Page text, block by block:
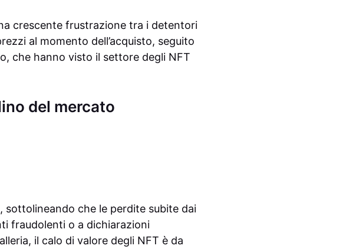
crescente frustrazione tra i detentori
al momento dell’acquisto, seguito
che hanno visto il settore degli NFT
del mercato
sottolineando che le perdite subite dai
fraudolenti o a dichiarazioni
il calo di valore degli NFT è da